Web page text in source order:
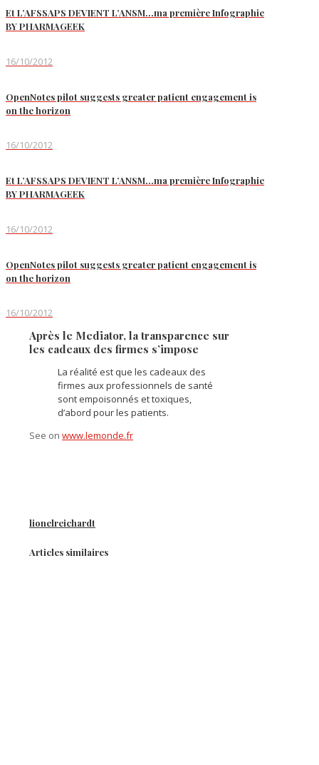
Et L’AFSSAPS DEVIENT L’ANSM…ma première Infographie
BY PHARMAGEEK
16/10/2012
OpenNotes pilot suggests greater patient engagement is
on the horizon
16/10/2012
Et L’AFSSAPS DEVIENT L’ANSM…ma première Infographie
BY PHARMAGEEK
16/10/2012
OpenNotes pilot suggests greater patient engagement is
on the horizon
16/10/2012
Après le Mediator, la transparence sur
les cadeaux des firmes s’impose
La réalité est que les cadeaux des
firmes aux professionnels de santé
sont empoisonnés et toxiques,
d’abord pour les patients.
See on www.lemonde.fr
lionelreichardt
Articles similaires